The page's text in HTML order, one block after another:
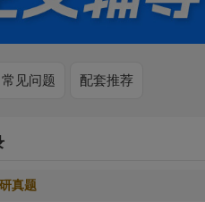
常见问题 配套推荐
真题